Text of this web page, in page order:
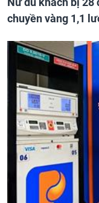
chuyền vàng 1,1